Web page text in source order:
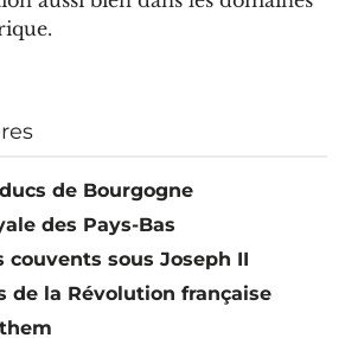
de Bourgogne
des Pays-Bas
couvents sous Joseph II
de la Révolution française